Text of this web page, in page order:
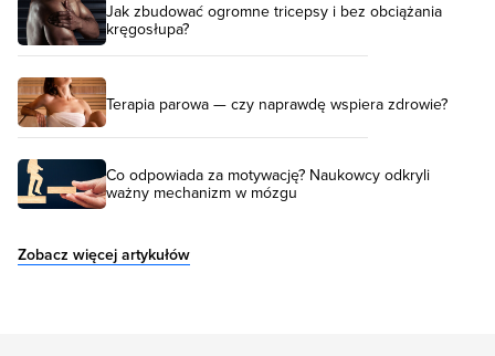
Jak zbudować ogromne tricepsy i bez obciążania
kręgosłupa?
Terapia parowa — czy naprawdę wspiera zdrowie?
Co odpowiada za motywację? Naukowcy odkryli
ważny mechanizm w mózgu
Zobacz więcej artykułów